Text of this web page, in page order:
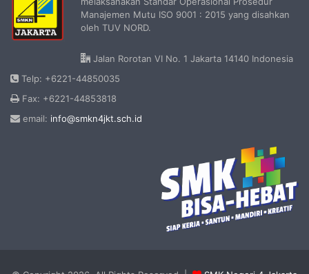
Manajemen Mutu ISO 9001 : 2015 yang disahkan
oleh TUV NORD.
Jalan Rorotan VI No. 1 Jakarta 14140 Indonesia
Telp: +6221-44850035
Fax: +6221-44853818
email: info@smkn4jkt.sch.id